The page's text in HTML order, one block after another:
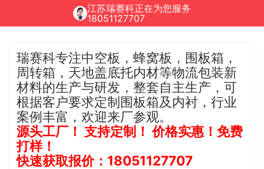
江苏瑞赛科正在为您服务
18051127707
瑞赛科专注中空板，蜂窝板，围板箱，
周转箱，天地盖底托内材等物流包装新
材料的生产与研发，整套自主生产，可
根据客户要求定制围板箱及内衬，行业
案例丰富，欢迎来厂参观。
源头工厂！ 支持定制！ 价格实惠！免费
打样！
快速获取报价：18051127707